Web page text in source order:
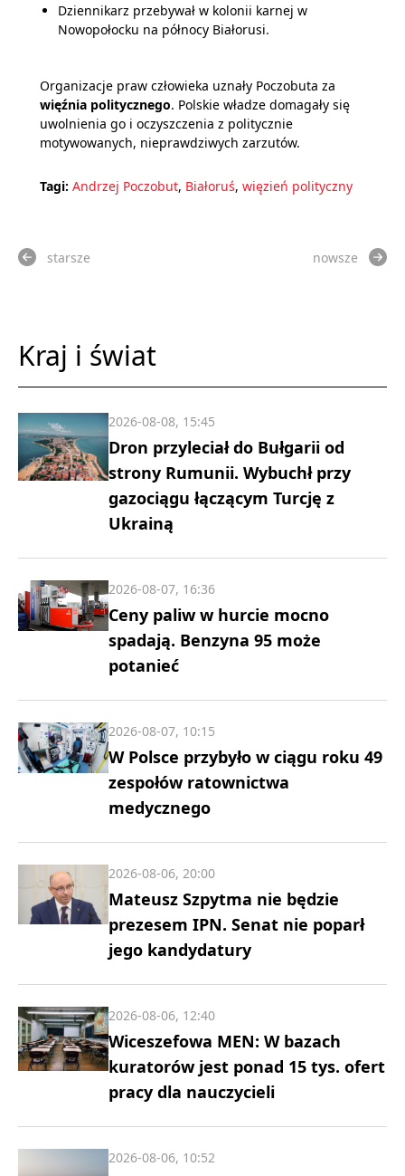
Dziennikarz przebywał w kolonii karnej w
Nowopołocku na północy Białorusi.
Organizacje praw człowieka uznały Poczobuta za
więźnia politycznego. Polskie władze domagały się
uwolnienia go i oczyszczenia z politycznie
motywowanych, nieprawdziwych zarzutów.
Tagi: Andrzej Poczobut, Białoruś, więzień polityczny
starsze nowsze
Kraj i świat
Dron przyleciał do Bułgarii od
strony Rumunii. Wybuchł przy
gazociągu łączącym Turcję z
Ukrainą
2026-08-08, 15:45
Ceny paliw w hurcie mocno
spadają. Benzyna 95 może
potanieć
2026-08-07, 16:36
W Polsce przybyło w ciągu roku 49
zespołów ratownictwa
medycznego
2026-08-07, 10:15
Mateusz Szpytma nie będzie
prezesem IPN. Senat nie poparł
jego kandydatury
2026-08-06, 20:00
Wiceszefowa MEN: W bazach
kuratorów jest ponad 15 tys. ofert
pracy dla nauczycieli
2026-08-06, 12:40
2026-08-06, 10:52